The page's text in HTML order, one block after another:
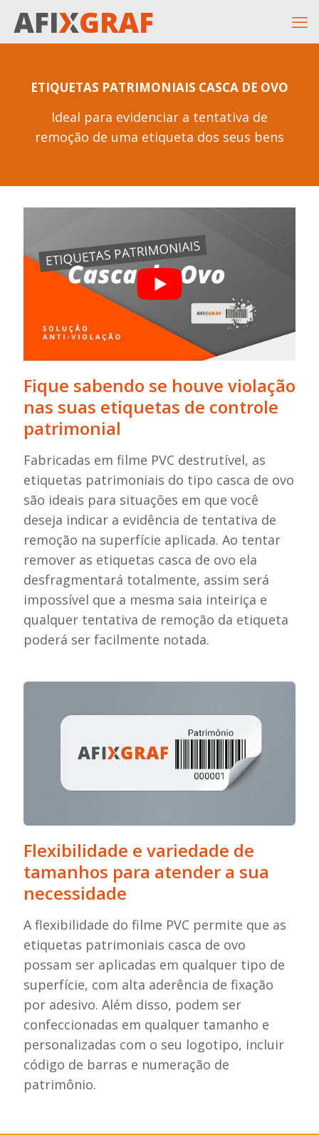
ETIQUETAS PATRIMONIAIS CASCA DE OVO
Ideal para evidenciar a tentativa de
remoção de uma etiqueta dos seus bens
Fique sabendo se houve violação
nas suas etiquetas de controle
patrimonial
Fabricadas em filme PVC destrutível, as
etiquetas patrimoniais do tipo casca de ovo
são ideais para situações em que você
deseja indicar a evidência de tentativa de
remoção na superfície aplicada. Ao tentar
remover as etiquetas casca de ovo ela
desfragmentará totalmente, assim será
impossível que a mesma saia inteiriça e
qualquer tentativa de remoção da etiqueta
poderá ser facilmente notada.
Flexibilidade e variedade de
tamanhos para atender a sua
necessidade
A flexibilidade do filme PVC permite que as
etiquetas patrimoniais casca de ovo
possam ser aplicadas em qualquer tipo de
superfície, com alta aderência de fixação
por adesivo. Além disso, podem ser
confeccionadas em qualquer tamanho e
personalizadas com o seu logotipo, incluir
código de barras e numeração de
patrimônio.